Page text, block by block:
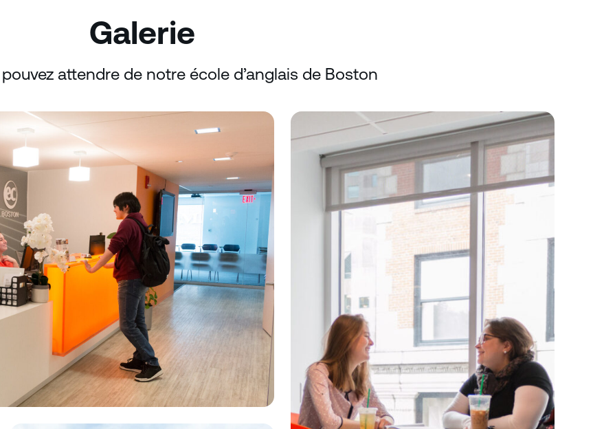
Galerie
attendre de notre école d’anglais de Boston